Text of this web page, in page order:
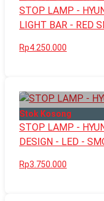
STOP LAMP -
LIGHT BAR - RED
Rp4.250.000
Stok Kosong
STOP LAMP -
DESIGN - LED -
Rp3.750.000